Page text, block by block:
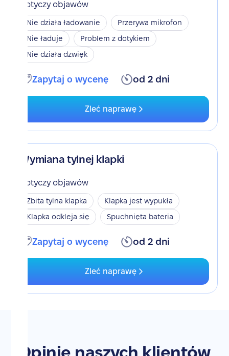
Dotyczy objawów
Nie działa ładowanie
Przerywa mikrofon
Nie ładuje
Problem z dotykiem
Nie działa dzwięk
Zapytaj o wycenę od 2 dni
Zleć naprawę
Wymiana tylnej klapki
Dotyczy objawów
Zbita tylna klapka
Klapka jest wypukła
Klapka odkleja się
Spuchnięta bateria
Zapytaj o wycenę od 2 dni
Zleć naprawę
Opinie naszych klientów